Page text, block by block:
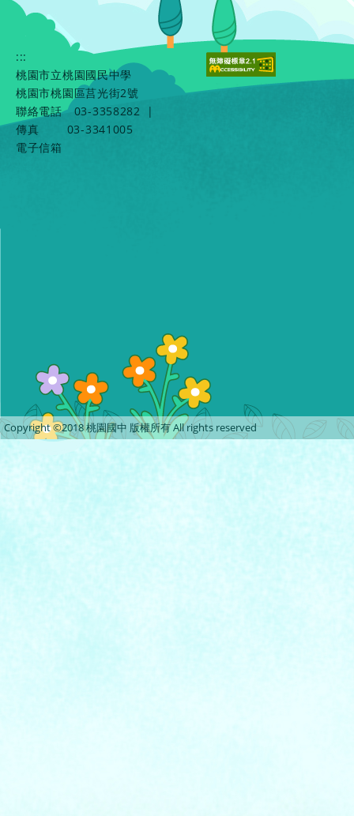
:::
桃園市立桃園國民中學
桃園市桃園區莒光街2號
聯絡電話
03-3358282
|
傳真
03-3341005
電子信箱
Copyright ©2018 桃園國中 版權所有 All rights reserved